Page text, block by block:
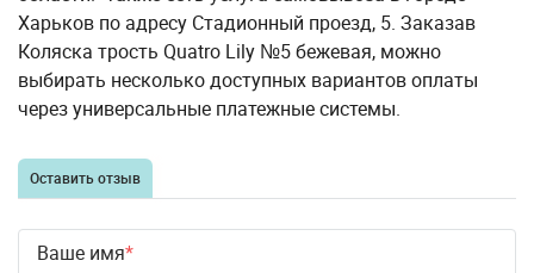
Харьков по адресу Стадионный проезд, 5. Заказав
Коляска трость Quatro Lily №5 бежевая, можно
выбирать несколько доступных вариантов оплаты
через универсальные платежные системы.
Оставить отзыв
Ваше имя